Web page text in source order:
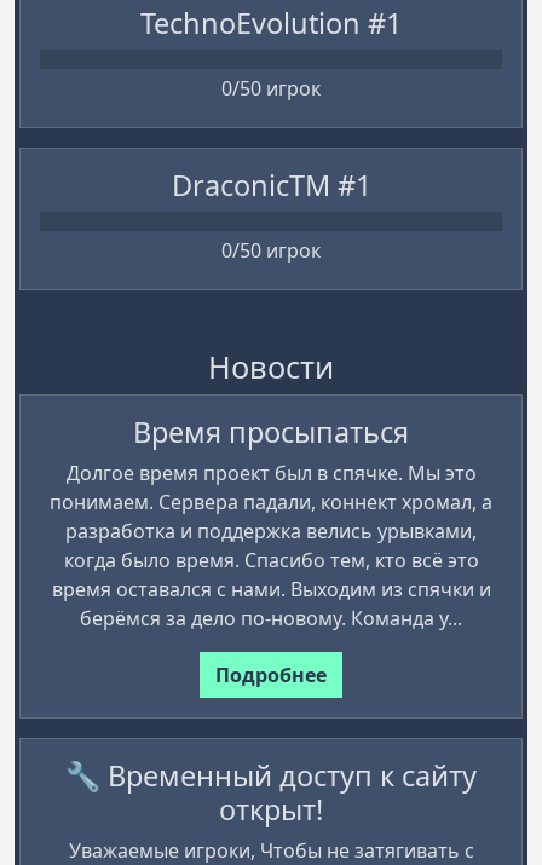
TechnoEvolution #1
0/50 игрок
DraconicTM #1
0/50 игрок
Новости
Время просыпаться
Долгое время проект был в спячке. Мы это
понимаем. Сервера падали, коннект хромал, а
разработка и поддержка велись урывками,
когда было время. Спасибо тем, кто всё это
время оставался с нами. Выходим из спячки и
берёмся за дело по-новому. Команда у...
Подробнее
🔧 Временный доступ к сайту
открыт!
Уважаемые игроки, Чтобы не затягивать с